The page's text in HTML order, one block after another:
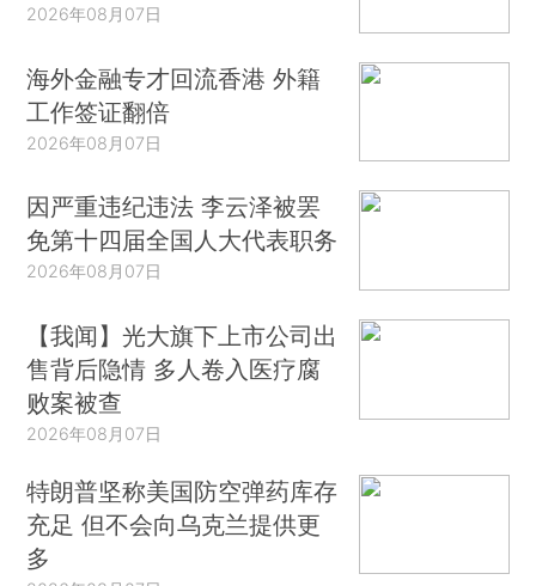
2026年08月07日
海外金融专才回流香港 外籍
工作签证翻倍
2026年08月07日
因严重违纪违法 李云泽被罢
免第十四届全国人大代表职务
2026年08月07日
【我闻】光大旗下上市公司出
售背后隐情 多人卷入医疗腐
败案被查
2026年08月07日
特朗普坚称美国防空弹药库存
充足 但不会向乌克兰提供更
多